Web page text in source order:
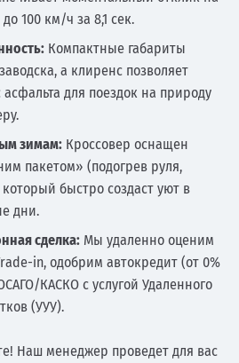
100 км/ч за 8,1 сек.
Компактные габариты
а клиренс позволяет
для поездок на природу
зимам: Кроссовер оснащен
пакетом» (подогрев руля,
быстро создаст уют в
дни.
сделка: Мы удаленно оценим
in, одобрим автокредит (от 0%
КАСКО с услугой Удаленного
(УУУ).
Наш менеджер проведет для вас